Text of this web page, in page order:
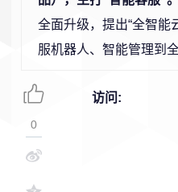
全面升级，提出“全智能
服机器人、智能管理到
访问:
0